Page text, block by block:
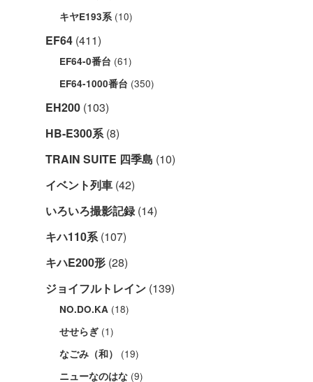
キヤE193系 (10)
EF64 (411)
EF64-0番台 (61)
EF64-1000番台 (350)
EH200 (103)
HB-E300系(8)
TRAIN SUITE 四季島 (10)
イベント列車 (42)
いろいろ撮影記録(14)
キハ110系(107)
キハE200形 (28)
ジョイフルトレイン (139)
NO.DO.KA (18)
せせらぎ (1)
なごみ（和） (19)
ニューなのはな (9)